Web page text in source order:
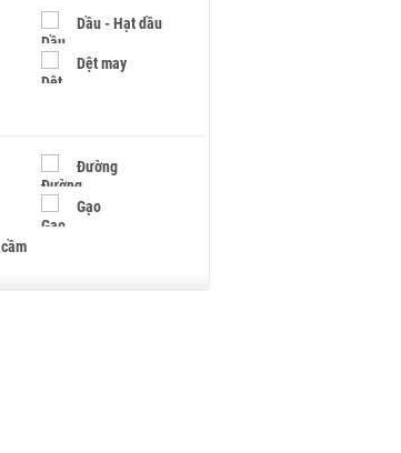
Dầu - Hạt dầu
Dệt may
Đường
Gạo